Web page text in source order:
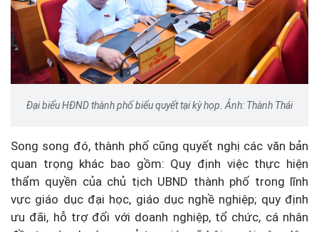
Đại biểu HĐND thành phố biểu quyết tại kỳ họp. Ảnh: Thành Thái
Song song đó, thành phố cũng quyết nghị các văn bản
quan trọng khác bao gồm: Quy định việc thực hiện
thẩm quyền của chủ tịch UBND thành phố trong lĩnh
vực giáo dục đại học, giáo dục nghề nghiệp; quy định
ưu đãi, hỗ trợ đối với doanh nghiệp, tổ chức, cá nhân